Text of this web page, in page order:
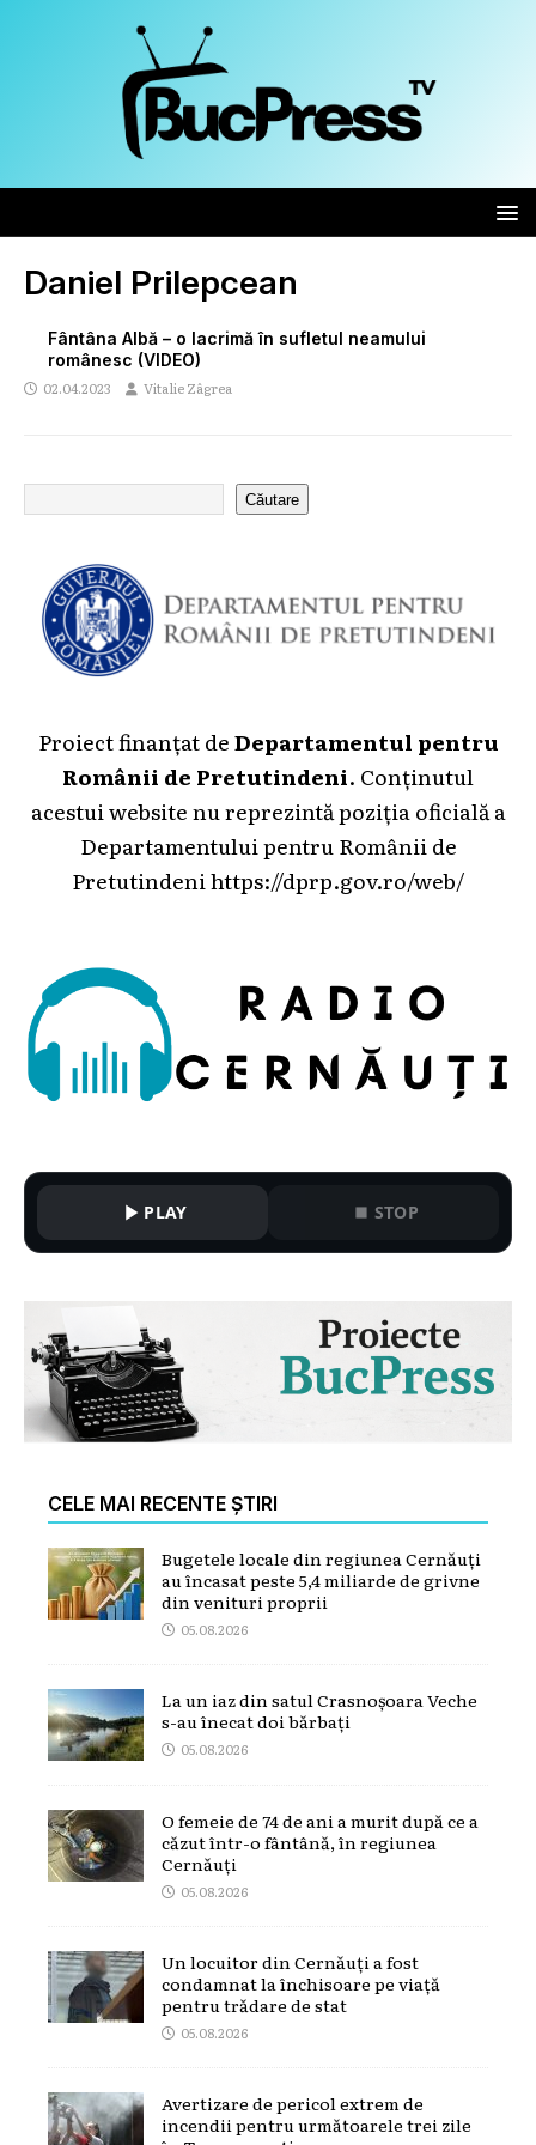
Daniel Prilepcean
Fântâna Albă – o lacrimă în sufletul neamului
românesc (VIDEO)
02.04.2023 Vitalie Zâgrea
Căutare
Proiect finanțat deDepartamentul pentru
Românii de Pretutindeni. Conținutul
acestui website nu reprezintă poziția oficială a
Departamentului pentru Românii de
Pretutindenihttps://dprp.gov.ro/web/
PLAY STOP
CELE MAI RECENTE ȘTIRI
Bugetele locale din regiunea Cernăuți
au încasat peste 5,4 miliarde de grivne
din venituri proprii
05.08.2026
La un iaz din satul Crasnoșoara Veche
s-au înecat doi bărbați
05.08.2026
O femeie de 74 de ani a murit după ce a
căzut într-o fântână, în regiunea
Cernăuți
05.08.2026
Un locuitor din Cernăuți a fost
condamnat la închisoare pe viață
pentru trădare de stat
05.08.2026
Avertizare de pericol extrem de
incendii pentru următoarele trei zile